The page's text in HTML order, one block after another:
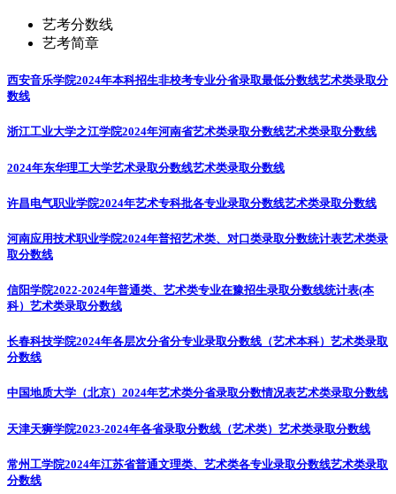
艺考分数线
艺考简章
西安音乐学院2024年本科招生非校考专业分省录取最低分数线艺术类录取分
数线
浙江工业大学之江学院2024年河南省艺术类录取分数线艺术类录取分数线
2024年东华理工大学艺术录取分数线艺术类录取分数线
许昌电气职业学院2024年艺术专科批各专业录取分数线艺术类录取分数线
河南应用技术职业学院2024年普招艺术类、对口类录取分数统计表艺术类录
取分数线
信阳学院2022-2024年普通类、艺术类专业在豫招生录取分数线统计表(本
科） 艺术类录取分数线
长春科技学院2024年各层次分省分专业录取分数线（艺术本科） 艺术类录取
分数线
中国地质大学（北京）2024年艺术类分省录取分数情况表艺术类录取分数线
天津天狮学院2023-2024年各省录取分数线（艺术类） 艺术类录取分数线
常州工学院2024年江苏省普通文理类、艺术类各专业录取分数线艺术类录取
分数线